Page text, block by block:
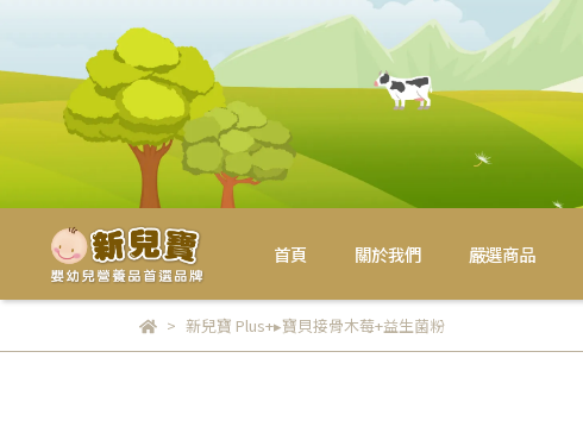
首頁 關於我們 嚴選商品
新兒寶 Plus+▸寶貝接骨木莓+益生菌粉